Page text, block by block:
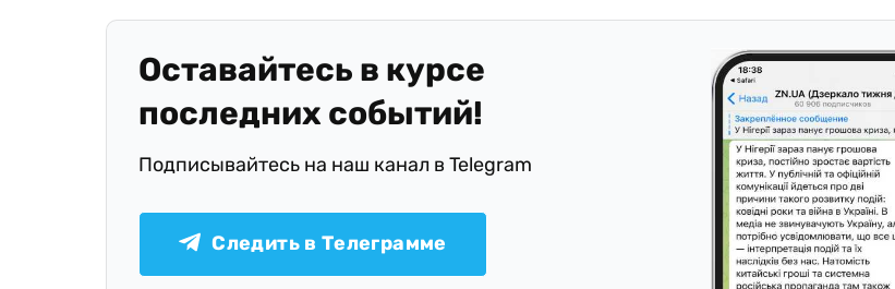
Оставайтесь в курсе
последних событий!
Подписывайтесь на наш канал в Telegram
Следить в Телеграмме